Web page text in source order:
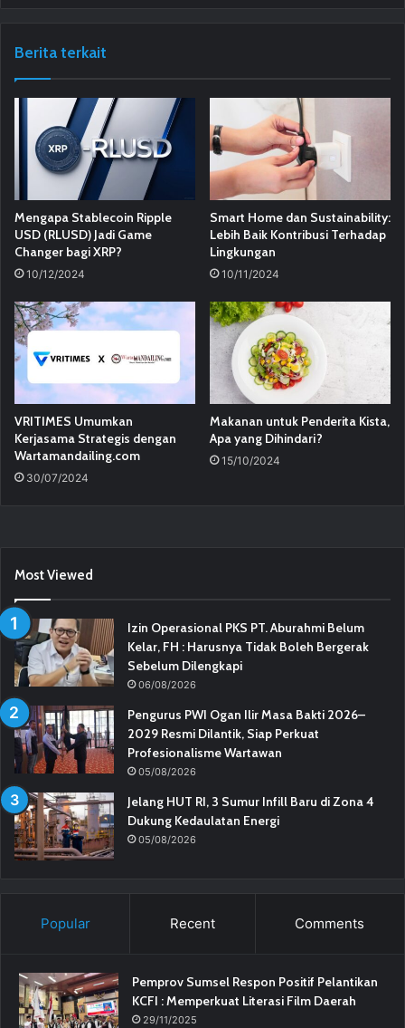
Berita terkait
Mengapa Stablecoin Ripple
USD (RLUSD) Jadi Game
Changer bagi XRP?
10/12/2024
Smart Home dan Sustainability:
Lebih Baik Kontribusi Terhadap
Lingkungan
10/11/2024
VRITIMES Umumkan
Kerjasama Strategis dengan
Wartamandailing.com
30/07/2024
Makanan untuk Penderita Kista,
Apa yang Dihindari?
15/10/2024
Most Viewed
Izin Operasional PKS PT. Aburahmi Belum
Kelar, FH : Harusnya Tidak Boleh Bergerak
Sebelum Dilengkapi
06/08/2026
Pengurus PWI Ogan Ilir Masa Bakti 2026–
2029 Resmi Dilantik, Siap Perkuat
Profesionalisme Wartawan
05/08/2026
Jelang HUT RI, 3 Sumur Infill Baru di Zona 4
Dukung Kedaulatan Energi
05/08/2026
Popular Recent Comments
Pemprov Sumsel Respon Positif Pelantikan
KCFI : Memperkuat Literasi Film Daerah
29/11/2025